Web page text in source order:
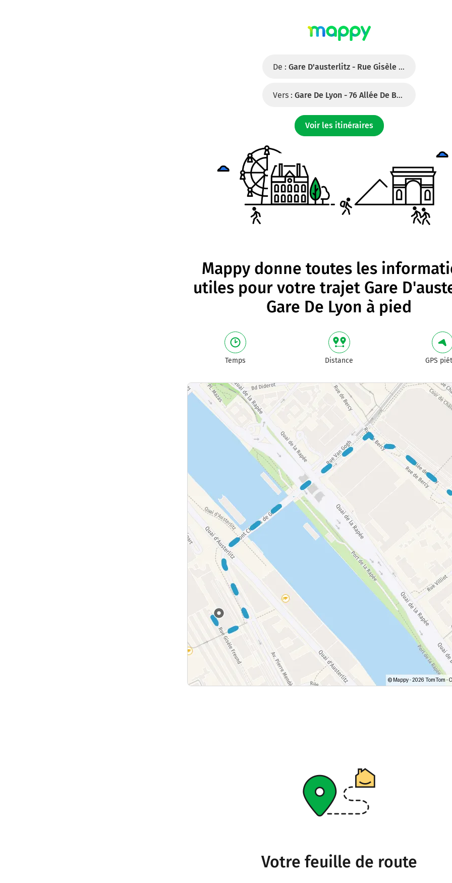
De : Gare D'austerlitz - Rue Gisèle Freund, 75013 Paris
Vers : Gare De Lyon - 76 Allée De Bercy, 75012 Paris
Voir les itinéraires
Mappy donne toutes les
utiles pour votre trajet Gare
Gare De Lyon à pied
Temps Distance GPS
Votre feuille de route